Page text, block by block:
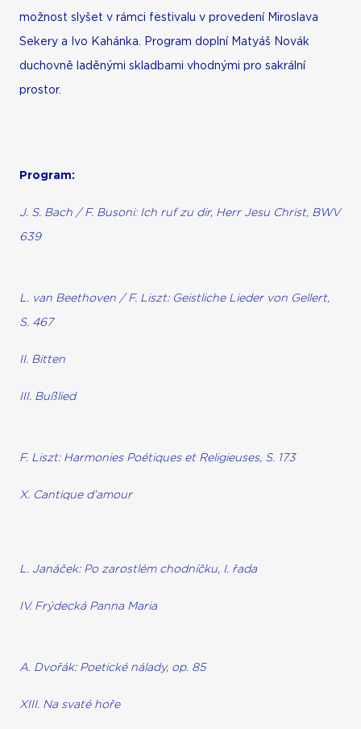
možnost slyšet v rámci festivalu v provedení Miroslava
Sekery a Ivo Kahánka. Program doplní Matyáš Novák
duchovně laděnými skladbami vhodnými pro sakrální
prostor.
Program:
J. S. Bach / F. Busoni: Ich ruf zu dir, Herr Jesu Christ, BWV
639
L. van Beethoven / F. Liszt: Geistliche Lieder von Gellert,
S. 467
II. Bitten
III. Bußlied
F. Liszt: Harmonies Poétiques et Religieuses, S. 173
X. Cantique d’amour
L. Janáček: Po zarostlém chodníčku, I. řada
IV. Frýdecká Panna Maria
A. Dvořák: Poetické nálady, op. 85
XIII. Na svaté hoře